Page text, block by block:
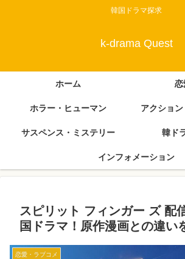
韓国ドラマ探求
k-drama Quest
ホーム 恋
ホラー・ヒューマン アクショ
サスペンス・ミステリー 韓ド
インフォメーション
スピリット フィンガー ズ 配
国ドラマ！原作漫画との違い
恋愛・ラブコメ